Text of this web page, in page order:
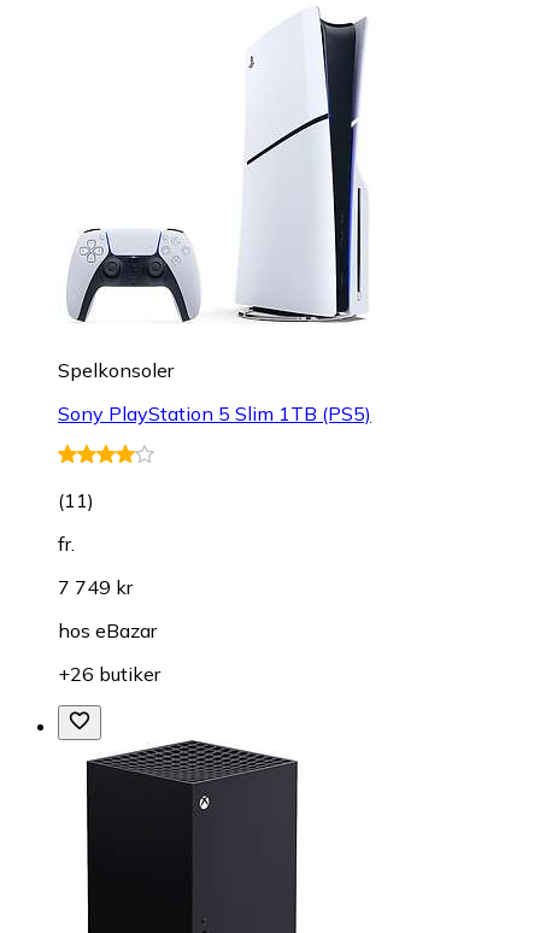
Spelkonsoler
Sony PlayStation 5 Slim 1TB (PS5)
(11)
fr.
7 749 kr
hos eBazar
+26 butiker